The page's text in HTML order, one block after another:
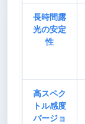
長時間露
光の安定
性
高スペク
トル感度
バージョ